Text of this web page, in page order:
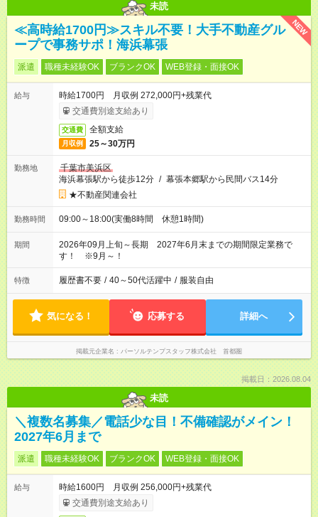
未読
NEW
≪高時給1700円≫スキル不要！大手不動産グル
ープで事務サポ！海浜幕張
派遣 職種未経験OK ブランクOK WEB登録・面接OK
給与
時給1700円 月収例 272,000円+残業代
交通費別途支給あり
交通費 全額支給
月収例 25～30万円
勤務地
千葉市美浜区
海浜幕張駅から徒歩12分 / 幕張本郷駅から民間バス14分
★不動産関連会社
勤務時間 09:00～18:00(実働8時間 休憩1時間)
期間
2026年09月上旬～長期 2027年6月末までの期間限定業務で
す！ ※9月～！
特徴 履歴書不要 / 40～50代活躍中 / 服装自由
気になる！ 応募する 詳細へ
掲載元企業名 パーソルテンプスタッフ株式会社 首都圏
掲載日：2026.08.04
未読
＼複数名募集／電話少な目！不備確認がメイン！
2027年6月まで
派遣 職種未経験OK ブランクOK WEB登録・面接OK
給与
時給1600円 月収例 256,000円+残業代
交通費別途支給あり